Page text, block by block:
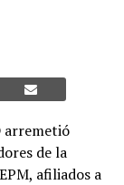
arremetió
de la
afiliados a